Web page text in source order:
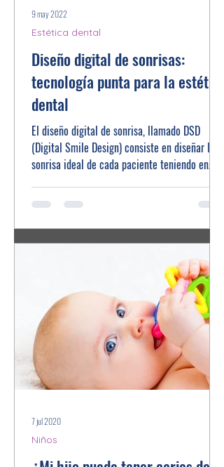
Diseño digital de sonrisas:
tecnología punta para la estética
dental
El diseño digital de sonrisa, llamado DSD
(Digital Smile Design) consiste en diseñar la
sonrisa ideal de cada paciente teniendo en
Estética dental
9 may 2022
Niños
7 jul 2020